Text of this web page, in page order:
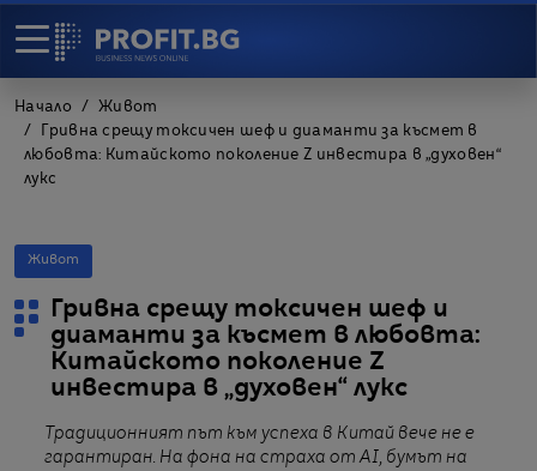
Начало
Живот
Гривна срещу токсичен шеф и диаманти за късмет в
любовта: Китайското поколение Z инвестира в „духовен“
лукс
Живот
Гривна срещу токсичен шеф и
диаманти за късмет в любовта:
Китайското поколение Z
инвестира в „духовен“ лукс
Традиционният път към успеха в Китай вече не е
гарантиран. На фона на страха от AI, бумът на